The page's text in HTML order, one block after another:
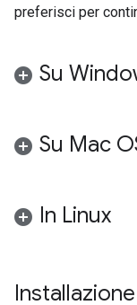
preferisci per
Su
Su Mac
In Linux